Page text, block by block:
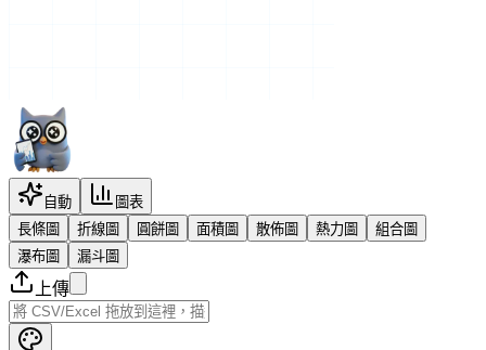
自動
圖表
長條圖
折線圖 圓餅圖 面積圖 散佈圖 熱力圖
組合圖
瀑布圖
漏斗圖
上傳